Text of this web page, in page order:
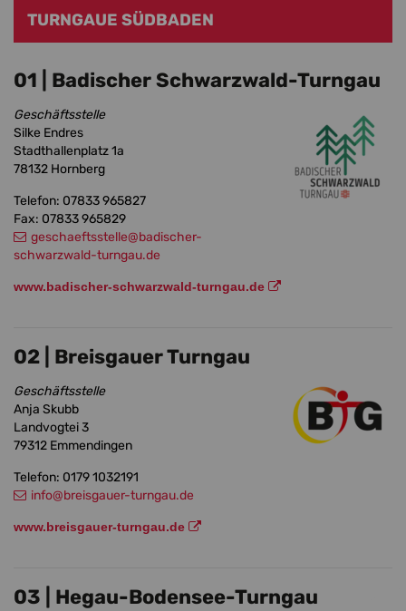
TURNGAUE SÜDBADEN
01 | Badischer Schwarzwald-Turngau
Geschäftsstelle
Silke Endres
Stadthallenplatz 1a
78132 Hornberg
Telefon: 07833 965827
Fax: 07833 965829
geschaeftsstelle@badischer-
schwarzwald-turngau.de
www.badischer-schwarzwald-turngau.de
02 | Breisgauer Turngau
Geschäftsstelle
Anja Skubb
Landvogtei 3
79312 Emmendingen
Telefon: 0179 1032191
info@breisgauer-turngau.de
www.breisgauer-turngau.de
03 | Hegau-Bodensee-Turngau